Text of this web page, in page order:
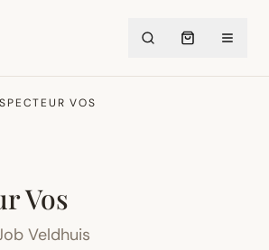
VOS
Vos
Veldhuis